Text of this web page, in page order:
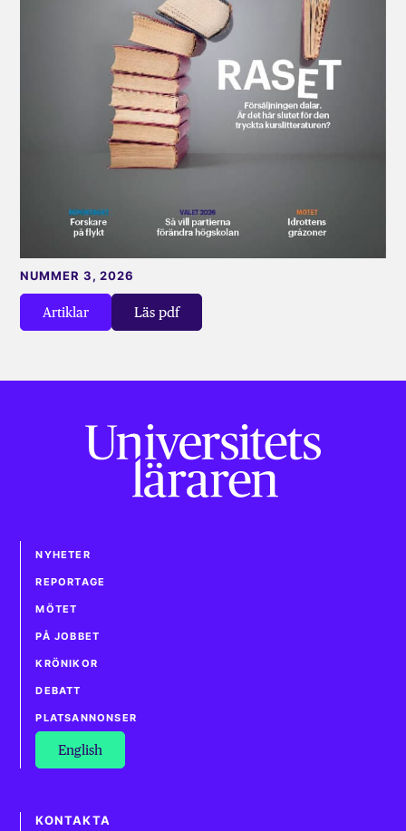
Artiklar Läs pdf
NUMMER 3, 2026
NYHETER
REPORTAGE
MÖTET
PÅ JOBBET
KRÖNIKOR
DEBATT
PLATSANNONSER
English
KONTAKTA